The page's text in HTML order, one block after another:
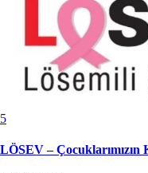
5
LÖSEV –